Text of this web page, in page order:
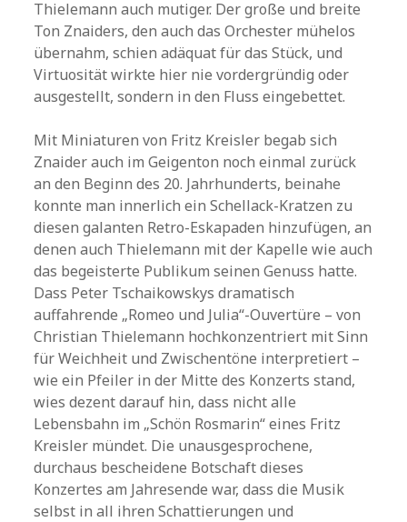
Thielemann auch mutiger. Der große und breite
Ton Znaiders, den auch das Orchester mühelos
übernahm, schien adäquat für das Stück, und
Virtuosität wirkte hier nie vordergründig oder
ausgestellt, sondern in den Fluss eingebettet.
Mit Miniaturen von Fritz Kreisler begab sich
Znaider auch im Geigenton noch einmal zurück
an den Beginn des 20. Jahrhunderts, beinahe
konnte man innerlich ein Schellack-Kratzen zu
diesen galanten Retro-Eskapaden hinzufügen, an
denen auch Thielemann mit der Kapelle wie auch
das begeisterte Publikum seinen Genuss hatte.
Dass Peter Tschaikowskys dramatisch
auffahrende „Romeo und Julia“-Ouvertüre – von
Christian Thielemann hochkonzentriert mit Sinn
für Weichheit und Zwischentöne interpretiert –
wie ein Pfeiler in der Mitte des Konzerts stand,
wies dezent darauf hin, dass nicht alle
Lebensbahn im „Schön Rosmarin“ eines Fritz
Kreisler mündet. Die unausgesprochene,
durchaus bescheidene Botschaft dieses
Konzertes am Jahresende war, dass die Musik
selbst in all ihren Schattierungen und